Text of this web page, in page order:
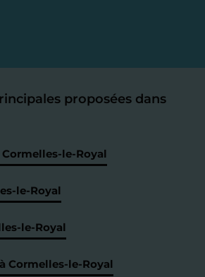
proposées dans
le-Royal
le-Royal
le-Royal
Cormelles-le-Royal